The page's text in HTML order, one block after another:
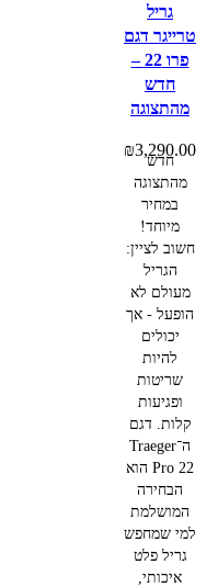
גריל
טרייגר דגם
פרו 22 –
חדש
מהתצוגה
₪3,290.00
חדש
מהתצוגה
במחיר
מיוחד!
חשוב לציין:
הגריל
מעולם לא
הופעל - אך
יכולים
להיות
שריטות
ופגיעות
קלות. דגם
ה־Traeger
Pro 22 הוא
הבחירה
המושלמת
למי שמחפש
גריל פלט
איכותי,